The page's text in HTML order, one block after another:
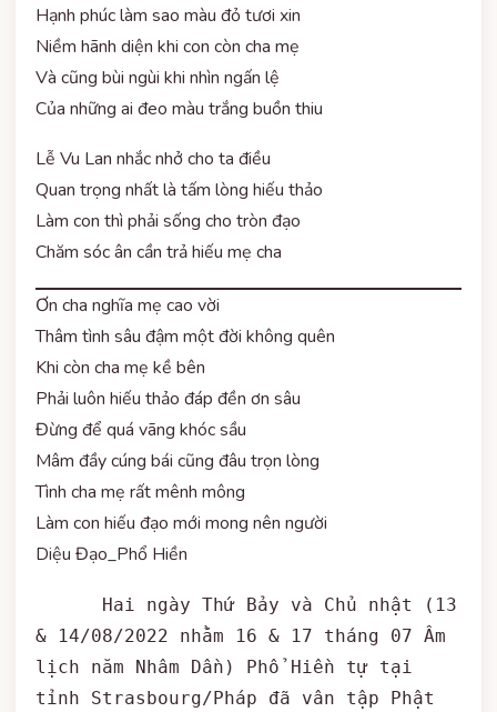
Hạnh phúc làm sao màu đỏ tươi xin
Niềm hãnh diện khi con còn cha mẹ
Và cũng bùi ngùi khi nhìn ngấn lệ
Của những ai đeo màu trắng buồn thiu
Lễ Vu Lan nhắc nhở cho ta điều
Quan trọng nhất là tấm lòng hiếu thảo
Làm con thì phải sống cho tròn đạo
Chăm sóc ân cần trả hiếu mẹ cha
Ơn cha nghĩa mẹ cao vời
Thâm tình sâu đậm một đời không quên
Khi còn cha mẹ kề bên
Phải luôn hiếu thảo đáp đền ơn sâu
Đừng để quá vãng khóc sầu
Mâm đầy cúng bái cũng đâu trọn lòng
Tình cha mẹ rất mênh mông
Làm con hiếu đạo mới mong nên người
Diệu Đạo_Phổ Hiền
& 14/08/2022 nhằm 16 & 17 tháng 07 Âm
lịch năm Nhâm Dần) Phổ Hiền tự tại
tỉnh Strasbourg/Pháp đã vân tập Phật